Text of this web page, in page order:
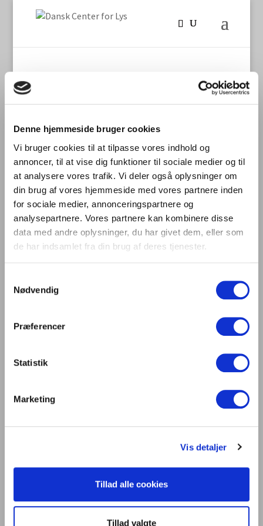
Denne hjemmeside bruger cookies
Vi bruger cookies til at tilpasse vores indhold og
annoncer, til at vise dig funktioner til sociale medier og til
at analysere vores trafik. Vi deler også oplysninger om
din brug af vores hjemmeside med vores partnere inden
for sociale medier, annonceringspartnere og
analysepartnere. Vores partnere kan kombinere disse
data med andre oplysninger, du har givet dem, eller som
de har indsamlet fra din brug af deres tjenester.
Nødvendig
Præferencer
Statistik
Marketing
Vis detaljer
Tillad alle cookies
Tillad valgte
Billeder fra Sydjyske kreds årsmøde på
Trapholt
Seneste nyt
International laboratoriesammenligning vedr.
måling af TLM/flimmer fra LED-produkter
Stort dansk aftryk på international
laboratoriesammenligning
Dynamisk belysning skal styrke trivsel og
Digitalisering og intelligente bygninger i
Lys er liv
Dansk Center for Lys
information@centerforlys.dk
Om Dansk Center for Lys